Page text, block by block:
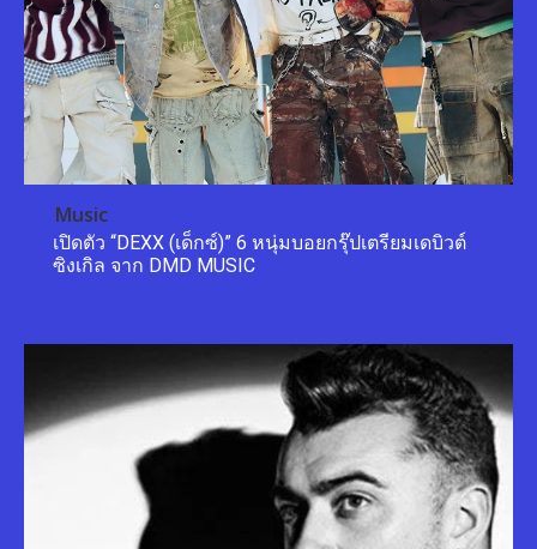
Music
เปิดตัว “DEXX (เด็กซ์)” 6 หนุ่มบอยกรุ๊ปเตรียมเดบิวต์
ซิงเกิล จาก DMD MUSIC